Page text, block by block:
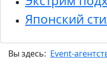
Японский
Вы здесь: Event-